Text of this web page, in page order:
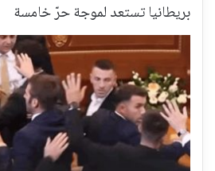
بريطانيا تستعد لموجة حرّ خامسة